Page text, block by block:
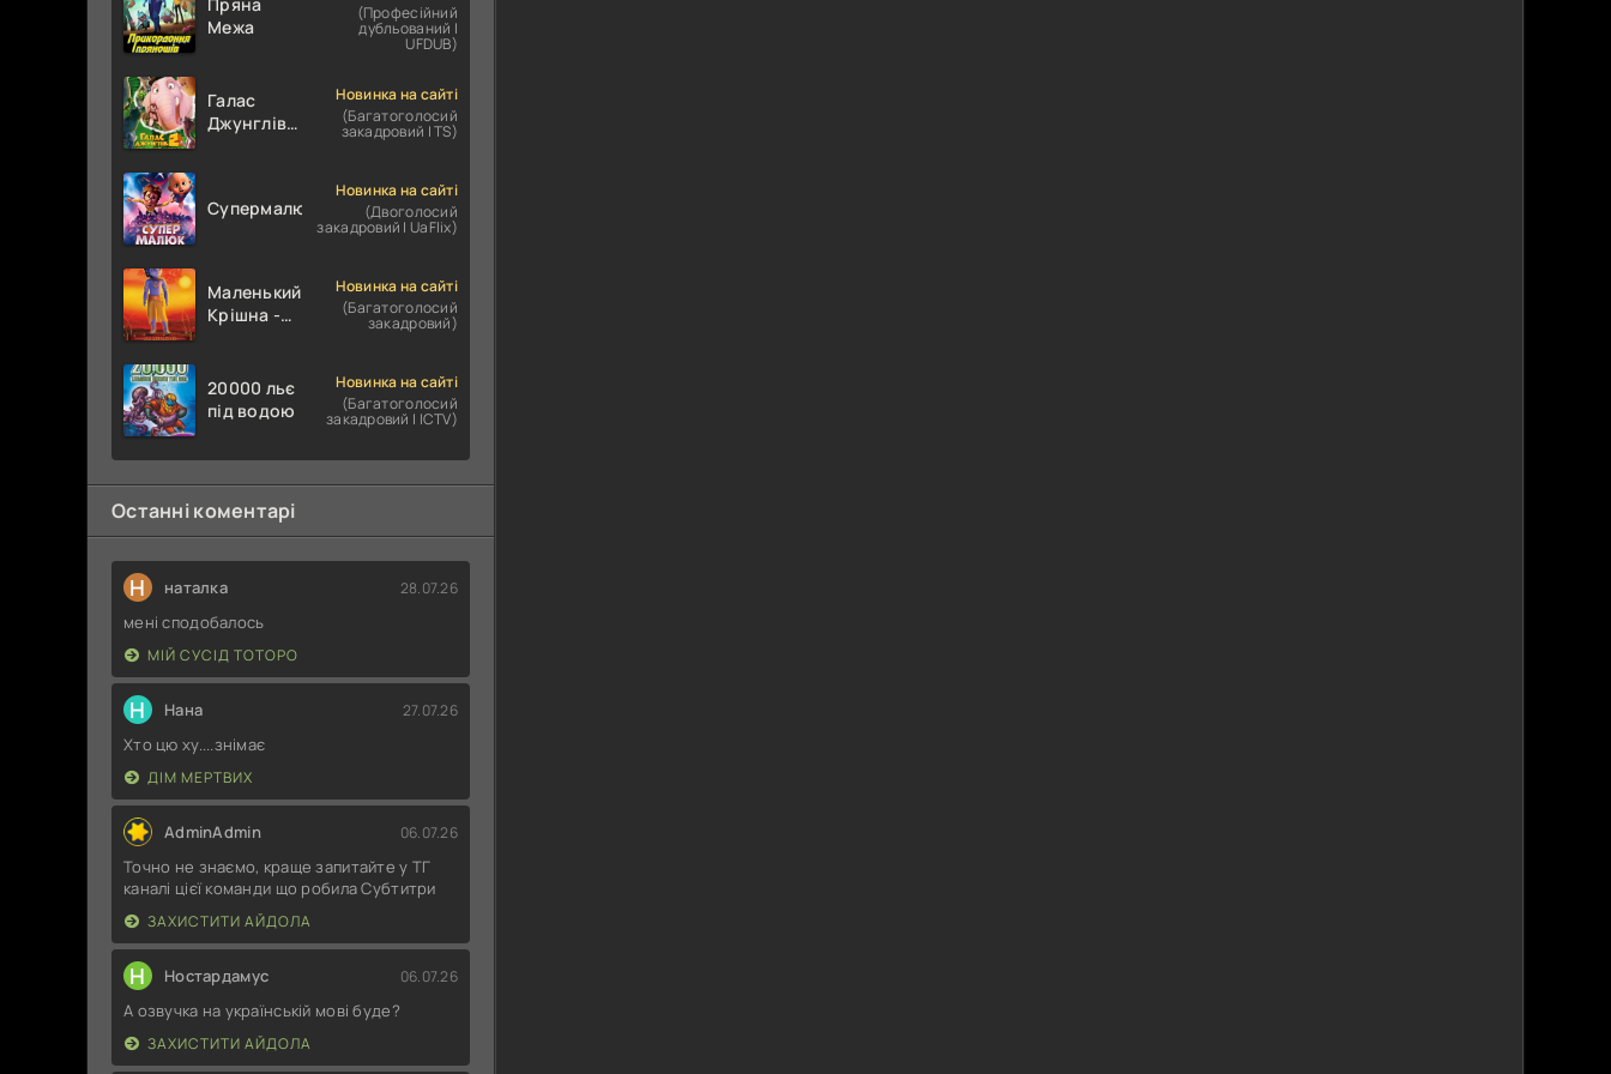
Межа
(Професійний
дубльований |
UFDUB)
Галас
Джунглів
Новинка на сайті
(Багатоголосий
закадровий | TS)
Супермалюк
Новинка на сайті
(Двоголосий
закадровий | UaFlix)
Маленький
Крішна -
Новинка на сайті
(Багатоголосий
закадровий)
20000 льє
під водою
Новинка на сайті
(Багатоголосий
закадровий | ICTV)
Останні коментарі
Н наталка 28.07.26
мені сподобалось
МІЙ СУСІД ТОТОРО
Н Нана 27.07.26
Хто цю ху....знімає
ДІМ МЕРТВИХ
AdminAdmin 06.07.26
Точно не знаємо, краще запитайте у ТГ
каналі цієї команди що робила Субтитри
ЗАХИСТИТИ АЙДОЛА
Н Ностардамус 06.07.26
А озвучка на українській мові буде?
ЗАХИСТИТИ АЙДОЛА